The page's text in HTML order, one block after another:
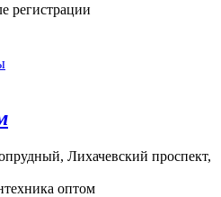
регистрации
Лихачевский проспект,
оптом